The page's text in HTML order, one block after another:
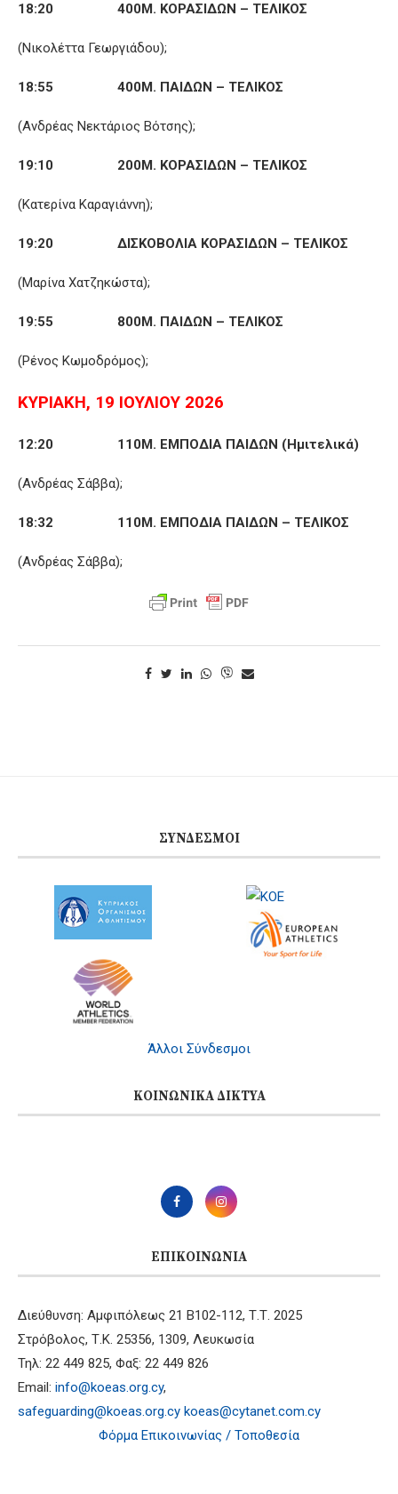
18:20 400Μ. ΚΟΡΑΣΙΔΩΝ – ΤΕΛΙΚΟΣ
(Νικολέττα Γεωργιάδου);
18:55 400Μ. ΠΑΙΔΩΝ – ΤΕΛΙΚΟΣ
(Ανδρέας Νεκτάριος Βότσης);
19:10 200Μ. ΚΟΡΑΣΙΔΩΝ – ΤΕΛΙΚΟΣ
(Κατερίνα Καραγιάννη);
19:20 ΔΙΣΚΟΒΟΛΙΑ ΚΟΡΑΣΙΔΩΝ – ΤΕΛΙΚΟΣ
(Μαρίνα Χατζηκώστα);
19:55 800Μ. ΠΑΙΔΩΝ – ΤΕΛΙΚΟΣ
(Ρένος Κωμοδρόμος);
ΚΥΡΙΑΚΗ, 19 ΙΟΥΛΙΟΥ 2026
12:20 110Μ. ΕΜΠΟΔΙΑ ΠΑΙΔΩΝ (Ημιτελικά)
(Ανδρέας Σάββα);
18:32 110Μ. ΕΜΠΟΔΙΑ ΠΑΙΔΩΝ – ΤΕΛΙΚΟΣ
(Ανδρέας Σάββα);
ΣΎΝΔΕΣΜΟΙ
Άλλοι Σύνδεσμοι
ΚΟΙΝΩΝΙΚΆ ΔΊΚΤΥΑ
ΕΠΙΚΟΙΝΩΝΊΑ
Διεύθυνση: Αμφιπόλεως 21 B102-112, Τ.Τ. 2025
Στρόβολος, Τ.Κ. 25356, 1309, Λευκωσία
Τηλ: 22 449 825, Φαξ: 22 449 826
Email: info@koeas.org.cy,
safeguarding@koeas.org.cy koeas@cytanet.com.cy
Φόρμα Επικοινωνίας / Τοποθεσία